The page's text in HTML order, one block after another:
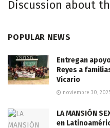
Discussion about
POPULAR NEWS
Entregan
Reyes a
Vicario
noviembre 30,
LA MANSIÓN
en